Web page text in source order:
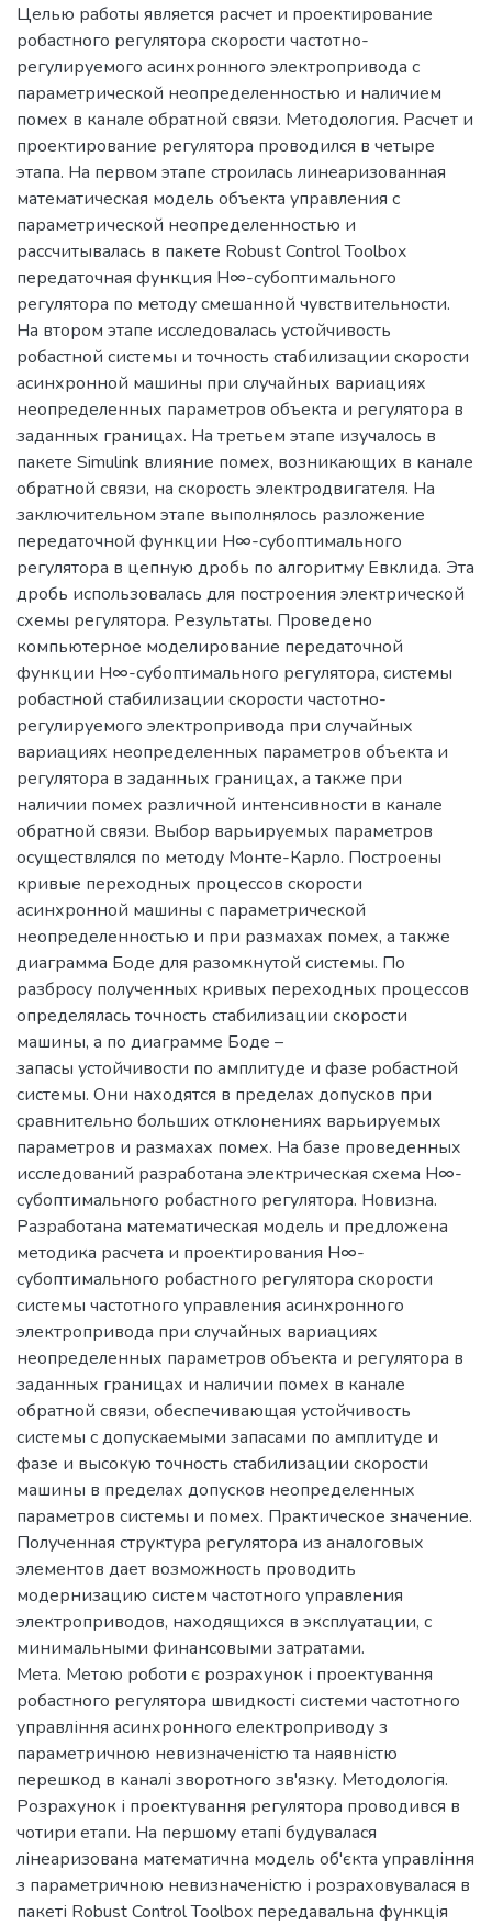
Целью работы является расчет и проектирование
робастного регулятора скорости частотно-
регулируемого асинхронного электропривода с
параметрической неопределенностью и наличием
помех в канале обратной связи. Методология. Расчет и
проектирование регулятора проводился в четыре
этапа. На первом этапе строилась линеаризованная
математическая модель объекта управления с
параметрической неопределенностью и
рассчитывалась в пакете Robust Control Toolbox
передаточная функция Н∞-субоптимального
регулятора по методу смешанной чувствительности.
На втором этапе исследовалась устойчивость
робастной системы и точность стабилизации скорости
асинхронной машины при случайных вариациях
неопределенных параметров объекта и регулятора в
заданных границах. На третьем этапе изучалось в
пакете Simulink влияние помех, возникающих в канале
обратной связи, на скорость электродвигателя. На
заключительном этапе выполнялось разложение
передаточной функции Н∞-субоптимального
регулятора в цепную дробь по алгоритму Евклида. Эта
дробь использовалась для построения электрической
схемы регулятора. Результаты. Проведено
компьютерное моделирование передаточной
функции Н∞-субоптимального регулятора, системы
робастной стабилизации скорости частотно-
регулируемого электропривода при случайных
вариациях неопределенных параметров объекта и
регулятора в заданных границах, а также при
наличии помех различной интенсивности в канале
обратной связи. Выбор варьируемых параметров
осуществлялся по методу Монте-Карло. Построены
кривые переходных процессов скорости
асинхронной машины с параметрической
неопределенностью и при размахах помех, а также
диаграмма Боде для разомкнутой системы. По
разбросу полученных кривых переходных процессов
определялась точность стабилизации скорости
машины, а по диаграмме Боде –
запасы устойчивости по амплитуде и фазе робастной
системы. Они находятся в пределах допусков при
сравнительно больших отклонениях варьируемых
параметров и размахах помех. На базе проведенных
исследований разработана электрическая схема Н∞-
субоптимального робастного регулятора. Новизна.
Разработана математическая модель и предложена
методика расчета и проектирования Н∞-
субоптимального робастного регулятора скорости
системы частотного управления асинхронного
электропривода при случайных вариациях
неопределенных параметров объекта и регулятора в
заданных границах и наличии помех в канале
обратной связи, обеспечивающая устойчивость
системы с допускаемыми запасами по амплитуде и
фазе и высокую точность стабилизации скорости
машины в пределах допусков неопределенных
параметров системы и помех. Практическое значение.
Полученная структура регулятора из аналоговых
элементов дает возможность проводить
модернизацию систем частотного управления
электроприводов, находящихся в эксплуатации, с
минимальными финансовыми затратами.
Мета. Метою роботи є розрахунок і проектування
робастного регулятора швидкості системи частотного
управління асинхронного електроприводу з
параметричною невизначеністю та наявністю
перешкод в каналі зворотного зв'язку. Методологія.
Розрахунок і проектування регулятора проводився в
чотири етапи. На першому етапі будувалася
лінеаризована математична модель об'єкта управління
з параметричною невизначеністю і розраховувалася в
пакеті Robust Control Toolbox передавальна функція